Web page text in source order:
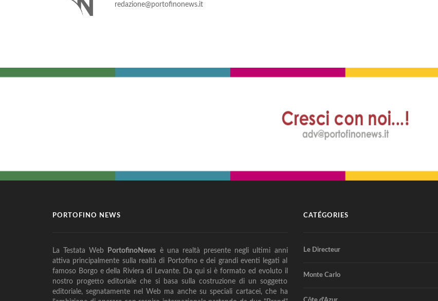
redazione@portofinonews.it
PORTOFINO NEWS
La Testata Web PortofinoNews è una realtà presente negli ultimi anni
attiva principalmente sulla realtà di Portofino e dei grandi eventi legati al
famoso Borgo e della Riviera di Levante. Da qui si è formato ed evoluto il
nostro progetto editoriale che si basa sulla costruzione di un soggetto
editoriale, segnatamente nel Web ma anche su speciali cartacei, che ha
CATÉGORIES
Le Directeur
Monte Carlo